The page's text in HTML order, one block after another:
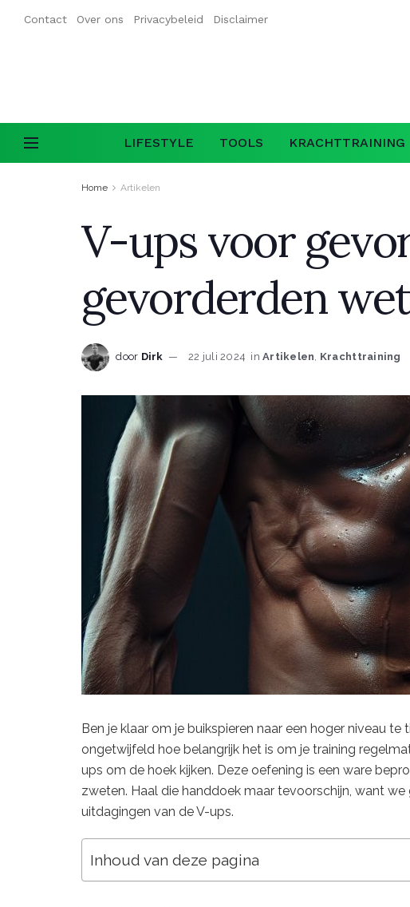
Contact Over ons Privacybeleid Disclaimer
LIFESTYLE TOOLS KRACHTTRAINING
Home Artikelen
V-ups voor
gevorderden
door Dirk 22 juli 2024 in Artikelen, Krachttraining
Ben je klaar om je buikspieren naar een hoger niveau
ongetwijfeld hoe belangrijk het is om je training
ups om de hoek kijken. Deze oefening is een ware
zweten. Haal die handdoek maar tevoorschijn, want
uitdagingen van de V-ups.
Inhoud van deze pagina